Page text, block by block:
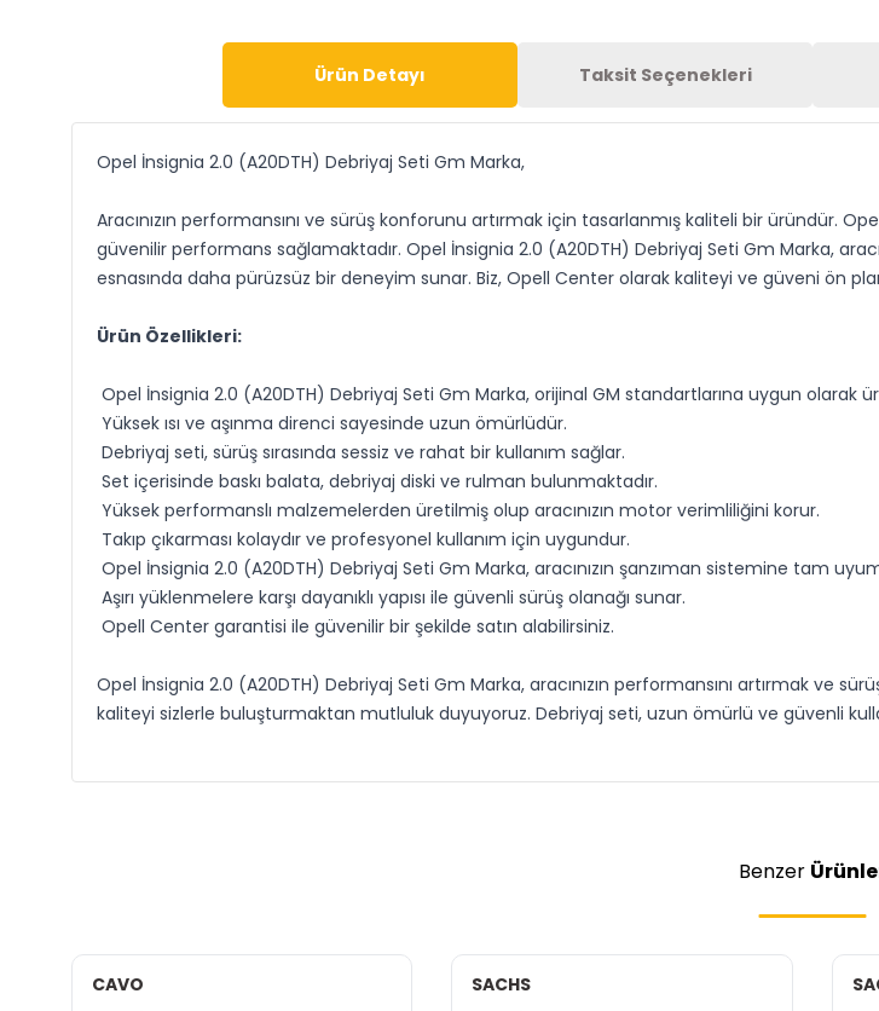
Ürün Detayı Taksit Seçenekleri
Opel İnsignia 2.0 (A20DTH) Debriyaj Seti Gm Marka,
Aracınızın performansını ve sürüş konforunu artırmak için tasarlanmış kaliteli bir üründür.
güvenilir performans sağlamaktadır. Opel İnsignia 2.0 (A20DTH) Debriyaj Seti Gm Marka,
esnasında daha pürüzsüz bir deneyim sunar. Biz, Opell Center olarak kaliteyi ve güveni ön
Ürün Özellikleri:
Opel İnsignia 2.0 (A20DTH) Debriyaj Seti Gm Marka, orijinal GM standartlarına uygun olarak
Yüksek ısı ve aşınma direnci sayesinde uzun ömürlüdür.
Debriyaj seti, sürüş sırasında sessiz ve rahat bir kullanım sağlar.
Set içerisinde baskı balata, debriyaj diski ve rulman bulunmaktadır.
Yüksek performanslı malzemelerden üretilmiş olup aracınızın motor verimliliğini korur.
Takıp çıkarması kolaydır ve profesyonel kullanım için uygundur.
Opel İnsignia 2.0 (A20DTH) Debriyaj Seti Gm Marka, aracınızın şanzıman sistemine tam
Aşırı yüklenmelere karşı dayanıklı yapısı ile güvenli sürüş olanağı sunar.
Opell Center garantisi ile güvenilir bir şekilde satın alabilirsiniz.
Opel İnsignia 2.0 (A20DTH) Debriyaj Seti Gm Marka, aracınızın performansını artırmak ve
kaliteyi sizlerle buluşturmaktan mutluluk duyuyoruz. Debriyaj seti, uzun ömürlü ve güvenli
Benzer
CAVO
SACHS